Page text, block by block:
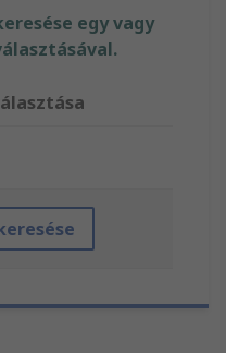
egy vagy